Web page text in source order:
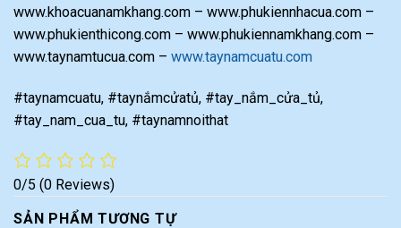
www.khoacuanamkhang.com – www.phukiennhacua.com –
www.phukienthicong.com – www.phukiennamkhang.com –
www.taynamtucua.com – www.taynamcuatu.com
#taynamcuatu, #taynắmcửatủ, #tay_nắm_cửa_tủ,
#tay_nam_cua_tu, #taynamnoithat
0/5 (0 Reviews)
SẢN PHẨM TƯƠNG TỰ